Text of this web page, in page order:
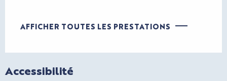
AFFICHER TOUTES LES PRESTATIONS
Accessibilité